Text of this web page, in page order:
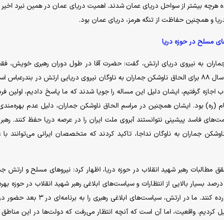
هرچه بیشتر از سواحل دریای عمان شدند. اهمیت دریای عمان در همین نبرد اخیر
و همچنین حفاظت از تنگه هرمز، دریای عمان بود.
مسلح در حوزه دریا
جماران به نیروی دریای ارتش، گفت: حضرت آقا در طول دوران رهبری خویش،
مرتبه برای افتتاح موضوعی آمدند و آن هم در بهمن ماه سال ۸۸ برای الحاق ناوشکن جماران به ناوگان نیروی دریایی ارتش در
اجازه گرفتیم، ایشان دلیل این مساله را جویا شدند که ما پاسخ دادیم، اولین
(ره) بود. ایشان همچنین در مراسم الحاق ناوشکن جماران، دلیل عدم
فاسد پیشینی نتوانستند آبروی ملت ایران را در عرصه دریا حفظ کنند.
جماران به ناوگان نداجا، تاکید کردند که متخصصان ایرانی می‌توانند با
مطالبات رهبر شهید انقلاب در حوزه دریا، اظهار کرد: نیرو‌های مسلح و ارتش
بسیار بالایی از انتظارات و سیاست‌های ابلاغی رهبر شهید انقلاب در حوزه
از دریا، سواحل دریای عمان، مکران و خلیج فارس را برآورده کنند. ما در ارتش، سیاست‌های
واقعیت، اما آن است که آنچه انتظار می‌رفت که دولت‌ها در این مناطق